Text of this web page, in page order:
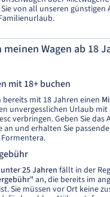
von all unseren günstigen
meinen Wagen ab 18
mit 18+ buchen
bereits mit 18 Jahren einen
unvergesslichen Urlaub
verbringen. Geben Sie das
an und erhalten Sie
25 Jahren fällt in der
an, die bereits im
Sie müssen vor Ort keine